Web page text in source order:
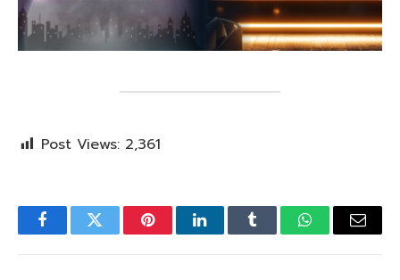
Post Views: 2,361
FacebookTwitter PinterestLinkedInTumblr WhatsAppEmail